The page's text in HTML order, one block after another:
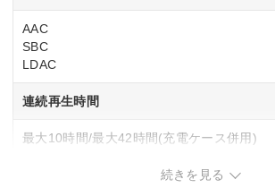
AAC
SBC
LDAC
連続再生時間
最大10時間/最大42時間(充電ケース併用)
続きを見る